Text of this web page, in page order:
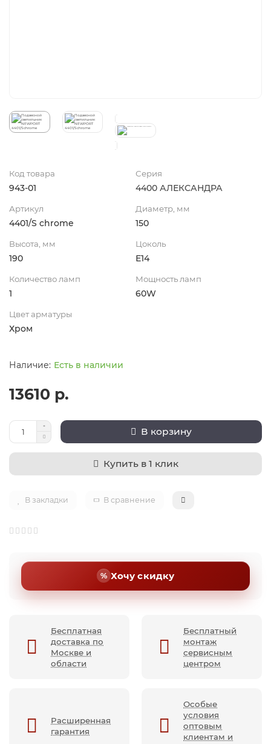
Код товара
943-01
Серия
4400 АЛЕКСАНДРА
Артикул
4401/S chrome
Диаметр, мм
150
Высота, мм
190
Цоколь
Е14
Количество ламп
1
Мощность ламп
60W
Цвет арматуры
Хром
Есть в наличии
13610 р.
В корзину
Купить в 1 клик
В закладки В сравнение
Хочу скидку
Бесплатная
доставка по
Москве и
области
Бесплатный
монтаж
сервисным
центром
Расширенная
гарантия
Особые
условия
оптовым
клиентам и